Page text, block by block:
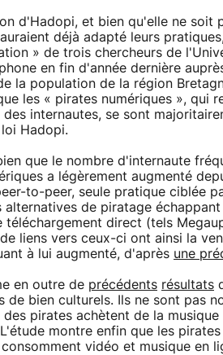
d'Hadopi, et bien qu'elle ne soit
déjà adapté leurs
» de trois chercheurs de
en fin d'année dernière
la population de la région
les « pirates numériques », qui
des internautes, se sont
Hadopi.
que le nombre d'internaute
a légèrement augmenté
to-peer, seule pratique ciblée
alternatives de piratage
téléchargement direct (tels
liens vers ceux-ci ont ainsi la
à lui augmenté, d'après une
en outre de précédents résultats
de bien culturels. Ils ne sont pas
des pirates achètent de la
montre enfin que les
vidéo et musique en